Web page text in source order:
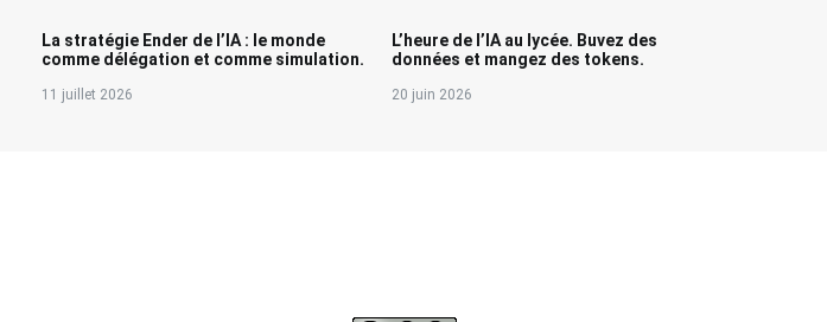
La stratégie Ender de l’IA : le monde
comme délégation et comme simulation.
11 juillet 2026
L’heure de l’IA au lycée. Buvez des
données et mangez des tokens.
20 juin 2026